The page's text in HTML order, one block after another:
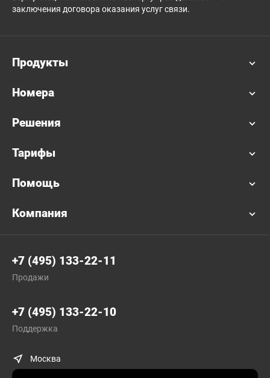
заключения договора оказания услуг связи.
Продукты
Номера
Решения
Тарифы
Помощь
Компания
+7 (495) 133-22-11
Продажи
+7 (495) 133-22-10
Поддержка
Москва